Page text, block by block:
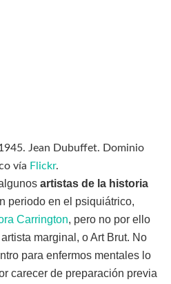
Jean Dubuffet. Dominio
vía Flickr.
artistas de la historia
periodo en el psiquiátrico,
Carrington, pero no por ello
marginal, o Art Brut. No
para enfermos mentales lo
carecer de preparación previa